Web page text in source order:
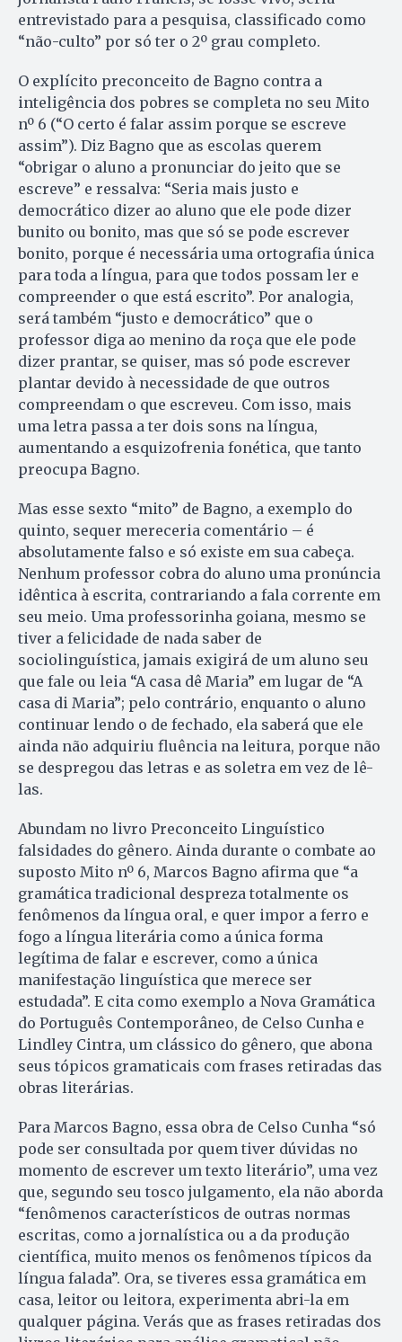
entrevistado para a pesquisa, classificado como
“não-culto” por só ter o 2º grau completo.
O explícito preconceito de Bagno contra a
inteligência dos pobres se completa no seu Mito
nº 6 (“O certo é falar assim porque se escreve
assim”). Diz Bagno que as escolas querem
“obrigar o aluno a pronunciar do jeito que se
escreve” e ressalva: “Seria mais justo e
democrático dizer ao aluno que ele pode dizer
bunito ou bonito, mas que só se pode escrever
bonito, porque é necessária uma ortografia única
para toda a língua, para que todos possam ler e
compreender o que está escrito”. Por analogia,
será também “justo e democrático” que o
professor diga ao menino da roça que ele pode
dizer prantar, se quiser, mas só pode escrever
plantar devido à necessidade de que outros
compreendam o que escreveu. Com isso, mais
uma letra passa a ter dois sons na língua,
aumentando a esquizofrenia fonética, que tanto
preocupa Bagno.
Mas esse sexto “mito” de Bagno, a exemplo do
quinto, sequer mereceria comentário – é
absolutamente falso e só existe em sua cabeça.
Nenhum professor cobra do aluno uma pronúncia
idêntica à escrita, contrariando a fala corrente em
seu meio. Uma professorinha goiana, mesmo se
tiver a felicidade de nada saber de
sociolinguística, jamais exigirá de um aluno seu
que fale ou leia “A casa dê Maria” em lugar de “A
casa di Maria”; pelo contrário, enquanto o aluno
continuar lendo o de fechado, ela saberá que ele
ainda não adquiriu fluência na leitura, porque não
se despregou das letras e as soletra em vez de lê-
las.
Abundam no livro Preconceito Linguístico
falsidades do gênero. Ainda durante o combate ao
suposto Mito nº 6, Marcos Bagno afirma que “a
gramática tradicional despreza totalmente os
fenômenos da língua oral, e quer impor a ferro e
fogo a língua literária como a única forma
legítima de falar e escrever, como a única
manifestação linguística que merece ser
estudada”. E cita como exemplo a Nova Gramática
do Português Contemporâneo, de Celso Cunha e
Lindley Cintra, um clássico do gênero, que abona
seus tópicos gramaticais com frases retiradas das
obras literárias.
Para Marcos Bagno, essa obra de Celso Cunha “só
pode ser consultada por quem tiver dúvidas no
momento de escrever um texto literário”, uma vez
que, segundo seu tosco julgamento, ela não aborda
“fenômenos característicos de outras normas
escritas, como a jornalística ou a da produção
científica, muito menos os fenômenos típicos da
língua falada”. Ora, se tiveres essa gramática em
casa, leitor ou leitora, experimenta abri-la em
qualquer página. Verás que as frases retiradas dos